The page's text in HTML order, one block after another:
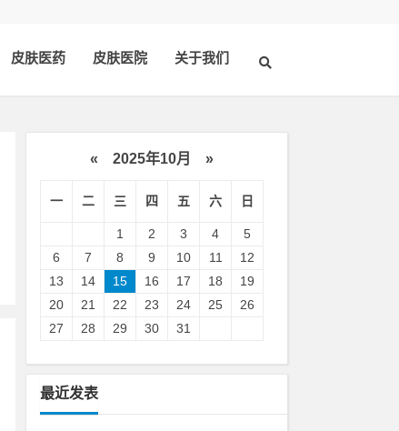
皮肤医药 皮肤医院 关于我们
« 2025年10月 »
一 二 三 四 五 六 日
1 2 3 4
5
6
7 8 9 10 11
12
13
14 15 16 17 18
19
20
21 22 23 24 25
26
27
28 29 30 31
最近发表